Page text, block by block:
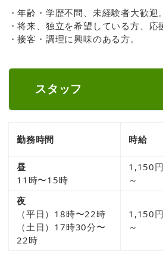
・年齢・学歴不問、未経験者大歓迎。
・将来、独立を希望している方、応
・接客・調理に興味のある方。
スタッフ
勤務時間 時給
昼
11時〜15時
1,150円
～
夜
（平日）18時〜22時
（土日）17時30分〜
22時
1,150円
～